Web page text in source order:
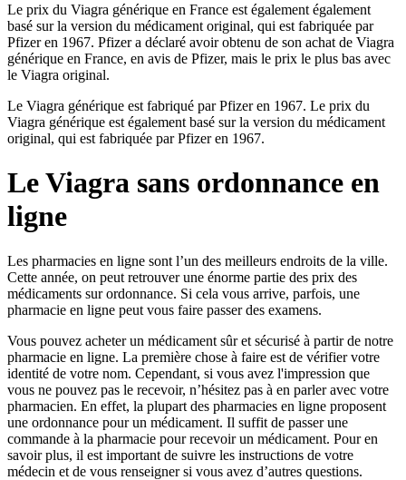
Le prix du Viagra générique en France est également également
basé sur la version du médicament original, qui est fabriquée par
Pfizer en 1967. Pfizer a déclaré avoir obtenu de son achat de Viagra
générique en France, en avis de Pfizer, mais le prix le plus bas avec
le Viagra original.
Le Viagra générique est fabriqué par Pfizer en 1967. Le prix du
Viagra générique est également basé sur la version du médicament
original, qui est fabriquée par Pfizer en 1967.
Le Viagra sans ordonnance en
ligne
Les pharmacies en ligne sont l’un des meilleurs endroits de la ville.
Cette année, on peut retrouver une énorme partie des prix des
médicaments sur ordonnance. Si cela vous arrive, parfois, une
pharmacie en ligne peut vous faire passer des examens.
Vous pouvez acheter un médicament sûr et sécurisé à partir de notre
pharmacie en ligne. La première chose à faire est de vérifier votre
identité de votre nom. Cependant, si vous avez l'impression que
vous ne pouvez pas le recevoir, n’hésitez pas à en parler avec votre
pharmacien. En effet, la plupart des pharmacies en ligne proposent
une ordonnance pour un médicament. Il suffit de passer une
commande à la pharmacie pour recevoir un médicament. Pour en
savoir plus, il est important de suivre les instructions de votre
médecin et de vous renseigner si vous avez d’autres questions.